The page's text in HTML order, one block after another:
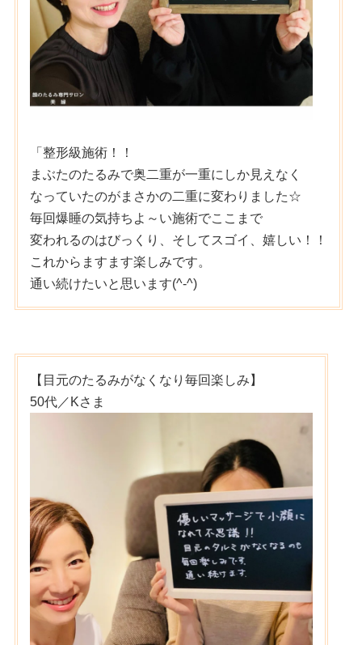
「整形級施術！！
まぶたのたるみで奥二重が一重にしか見えなく
なっていたのがまさかの二重に変わりました☆
毎回爆睡の気持ちよ～い施術でここまで
変われるのはびっくり、そしてスゴイ、嬉しい！！
これからますます楽しみです。
通い続けたいと思います(^-^)
【目元のたるみがなくなり毎回楽しみ】
50代／Kさま